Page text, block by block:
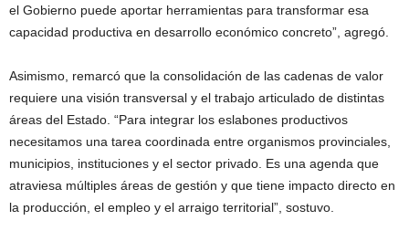
el Gobierno puede aportar herramientas para transformar esa
capacidad productiva en desarrollo económico concreto”, agregó.
Asimismo, remarcó que la consolidación de las cadenas de valor
requiere una visión transversal y el trabajo articulado de distintas
áreas del Estado. “Para integrar los eslabones productivos
necesitamos una tarea coordinada entre organismos provinciales,
municipios, instituciones y el sector privado. Es una agenda que
atraviesa múltiples áreas de gestión y que tiene impacto directo en
la producción, el empleo y el arraigo territorial”, sostuvo.